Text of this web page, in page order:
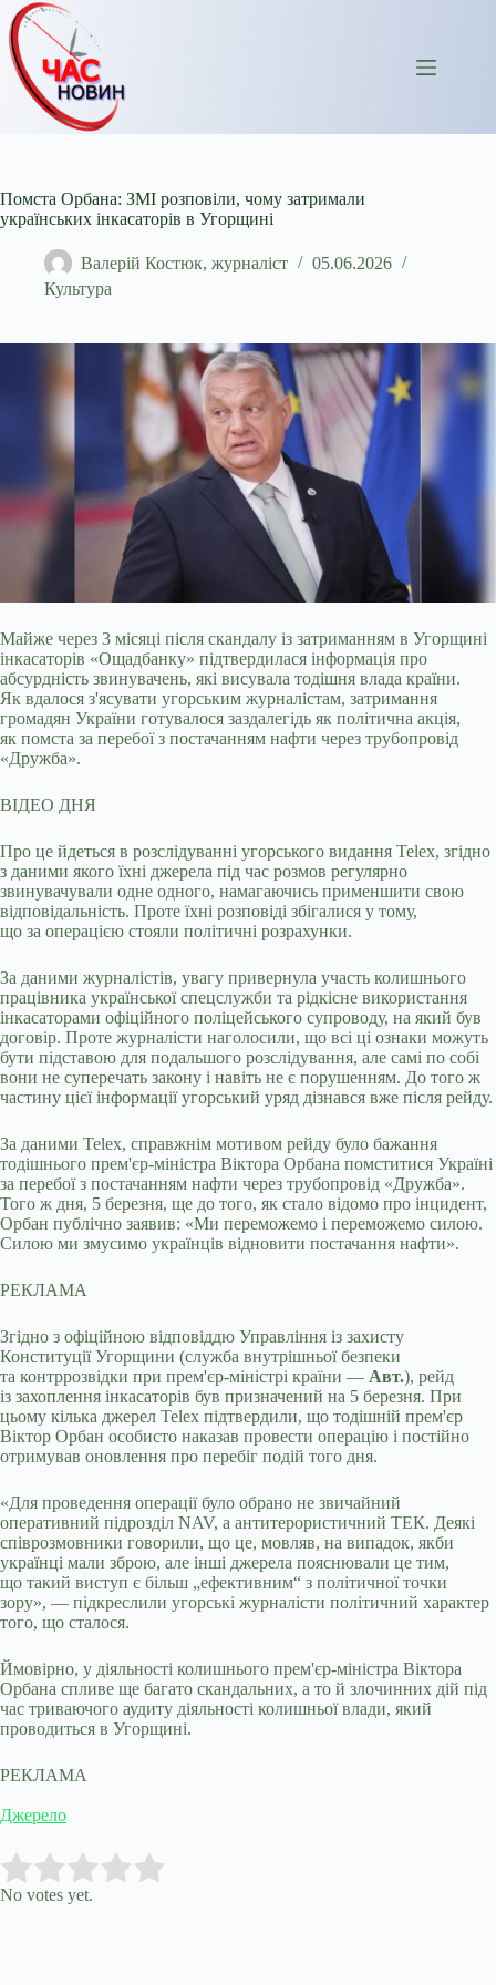
Перейти
до
вмісту
Помста Орбана: ЗМІ розповіли, чому затримали
українських інкасаторів в Угорщині
Валерій Костюк, журналіст
05.06.2026
Культура
Майже через 3 місяці після скандалу із затриманням в Угорщині
інкасаторів «Ощадбанку» підтвердилася інформація про
абсурдність звинувачень, які висувала тодішня влада країни.
Як вдалося з'ясувати угорським журналістам, затримання
громадян України готувалося заздалегідь як політична акція,
як помста за перебої з постачанням нафти через трубопровід
«Дружба».
ВІДЕО ДНЯ
Про це йдеться в розслідуванні угорського видання Telex, згідно
з даними якого їхні джерела під час розмов регулярно
звинувачували одне одного, намагаючись применшити свою
відповідальність. Проте їхні розповіді збігалися у тому,
що за операцією стояли політичні розрахунки.
За даними журналістів, увагу привернула участь колишнього
працівника української спецслужби та рідкісне використання
інкасаторами офіційного поліцейського супроводу, на який був
договір. Проте журналісти наголосили, що всі ці ознаки можуть
бути підставою для подальшого розслідування, але самі по собі
вони не суперечать закону і навіть не є порушенням. До того ж
частину цієї інформації угорський уряд дізнався вже після рейду.
За даними Telex, справжнім мотивом рейду було бажання
тодішнього прем'єр-міністра Віктора Орбана помститися Україні
за перебої з постачанням нафти через трубопровід «Дружба».
Того ж дня, 5 березня, ще до того, як стало відомо про інцидент,
Орбан публічно заявив: «Ми переможемо і переможемо силою.
Силою ми змусимо українців відновити постачання нафти».
РЕКЛАМА
Згідно з офіційною відповіддю Управління із захисту
Конституції Угорщини (служба внутрішньої безпеки
та контррозвідки при прем'єр-міністрі країни — Авт.), рейд
із захоплення інкасаторів був призначений на 5 березня. При
цьому кілька джерел Telex підтвердили, що тодішній прем'єр
Віктор Орбан особисто наказав провести операцію і постійно
отримував оновлення про перебіг подій того дня.
«Для проведення операції було обрано не звичайний
оперативний підрозділ NAV, а антитерористичний ТЕК. Деякі
співрозмовники говорили, що це, мовляв, на випадок, якби
українці мали зброю, але інші джерела пояснювали це тим,
що такий виступ є більш „ефективним“ з політичної точки
зору», — підкреслили угорські журналісти політичний характер
того, що сталося.
Ймовірно, у діяльності колишнього прем'єр-міністра Віктора
Орбана спливе ще багато скандальних, а то й злочинних дій під
час триваючого аудиту діяльності колишньої влади, який
проводиться в Угорщині.
РЕКЛАМА
Джерело
Rate this item:
No votes yet.